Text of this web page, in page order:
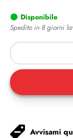
Disponibile
Spedito in 8 giorni
Avvisami